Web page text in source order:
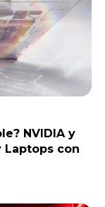
NVIDIA y
Laptops con